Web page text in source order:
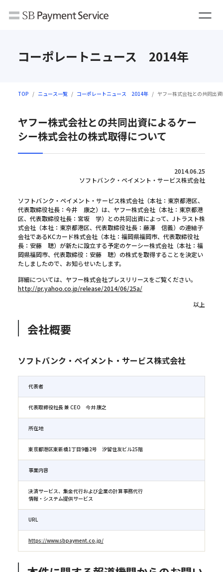
コーポレートニュース 2014年
TOP ニュース一覧 コーポレートニュース 2014年 ヤフー株式会社との共同出
ヤフー株式会社との共同出資によるケー
シー株式会社の株式取得について
2014.06.25
ソフトバンク・ペイメント・サービス株式会社
ソフトバンク・ペイメント・サービス株式会社（本社：東京都港区、
代表取締役社長：今井 康之）は、ヤフー株式会社（本社：東京都港
区、代表取締役社長：宮坂 学）との共同出資によって、Jトラスト株
式会社（本社：東京都港区、代表取締役社長：藤澤 信義）の連結子
会社であるKCカード株式会社（本社：福岡県福岡市、代表取締役社
長：安藤 聰）が新たに設立する予定のケーシー株式会社（本社：福
岡県福岡市、代表取締役：安藤 聰）の株式を取得することを決定い
たしましたので、お知らせいたします。
詳細については、ヤフー株式会社プレスリリースをご覧ください。
http://pr.yahoo.co.jp/release/2014/06/25a/
以上
会社概要
ソフトバンク・ペイメント・サービス株式会社
代表者
代表取締役社長 兼 CEO 今井 康之
所在地
東京都港区東新橋1丁目9番2号 汐留住友ビル25階
事業内容
決済サービス、集金代行および企業の計算事務代行
情報・システム提供サービス
URL
https://www.sbpayment.co.jp/